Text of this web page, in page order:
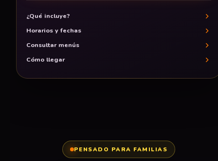
¿Qué incluye?
Horarios y fechas
Consultar menús
Cómo llegar
PENSADO PARA FAMILIAS